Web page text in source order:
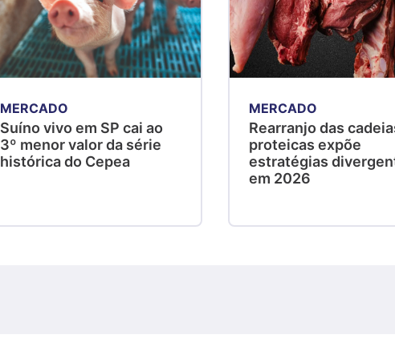
MERCADO
Suíno vivo em SP cai ao
3º menor valor da série
histórica do Cepea
MERCADO
Rearranjo das
proteicas expõe
estratégias
em 2026